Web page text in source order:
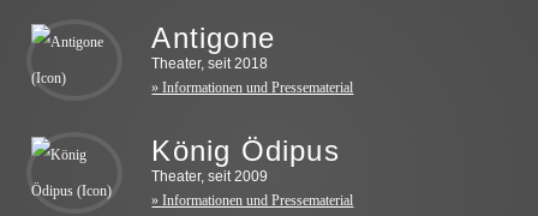
Antigone
Theater, seit 2018
» Informationen und Pressematerial
König Ödipus
Theater, seit 2009
» Informationen und Pressematerial